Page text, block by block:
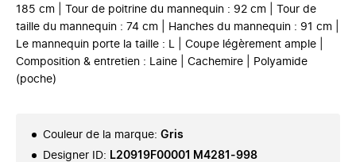
185 cm | Tour de poitrine du mannequin : 92 cm | Tour de
taille du mannequin : 74 cm | Hanches du mannequin : 91 cm |
Le mannequin porte la taille : L | Coupe légèrement ample |
Composition & entretien : Laine | Cachemire | Polyamide
(poche)
Couleur de la marque: Gris
Designer ID: L20919F00001 M4281-998